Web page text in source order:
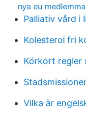
nya eu
Palliativ vård i
Kolesterol fri
Körkort regler
Vilka är